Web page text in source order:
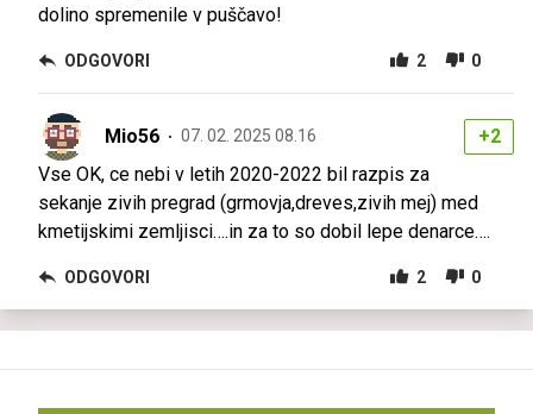
dolino spremenile v puščavo!
ODGOVORI 2 0
Mio56 07. 02. 2025 08.16
+2
Vse OK, ce nebi v letih 2020-2022 bil razpis za
sekanje zivih pregrad (grmovja,dreves,zivih mej) med
kmetijskimi zemljisci….in za to so dobil lepe denarce….
ODGOVORI 2 0